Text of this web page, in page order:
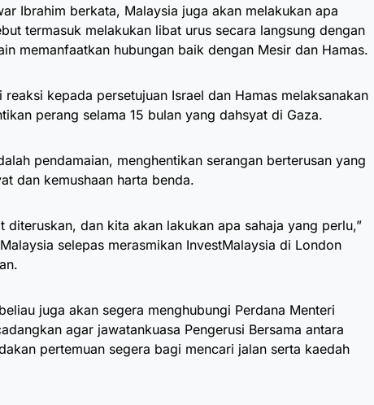
Ibrahim berkata, Malaysia juga akan melakukan apa
termasuk melakukan libat urus secara langsung dengan
memanfaatkan hubungan baik dengan Mesir dan Hamas.
kepada persetujuan Israel dan Hamas melaksanakan
perang selama 15 bulan yang dahsyat di Gaza.
pendamaian, menghentikan serangan berterusan yang
dan kemushaan harta benda.
diteruskan, dan kita akan lakukan apa sahaja yang perlu,”
selepas merasmikan InvestMalaysia di London
juga akan segera menghubungi Perdana Menteri
agar jawatankuasa Pengerusi Bersama antara
pertemuan segera bagi mencari jalan serta kaedah